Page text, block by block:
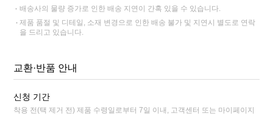
배송사의 물량 증가로 인한 배송 지연이 간혹 있을 수 있습니다.
제품 품절 및 디테일, 소재 변경으로 인한 배송 불가 및 지연시 별도로 연락
을 드리고 있습니다.
교환·반품 안내
신청 기간
착용 전(택 제거 전) 제품 수령일로부터 7일 이내, 고객센터 또는 마이페이지